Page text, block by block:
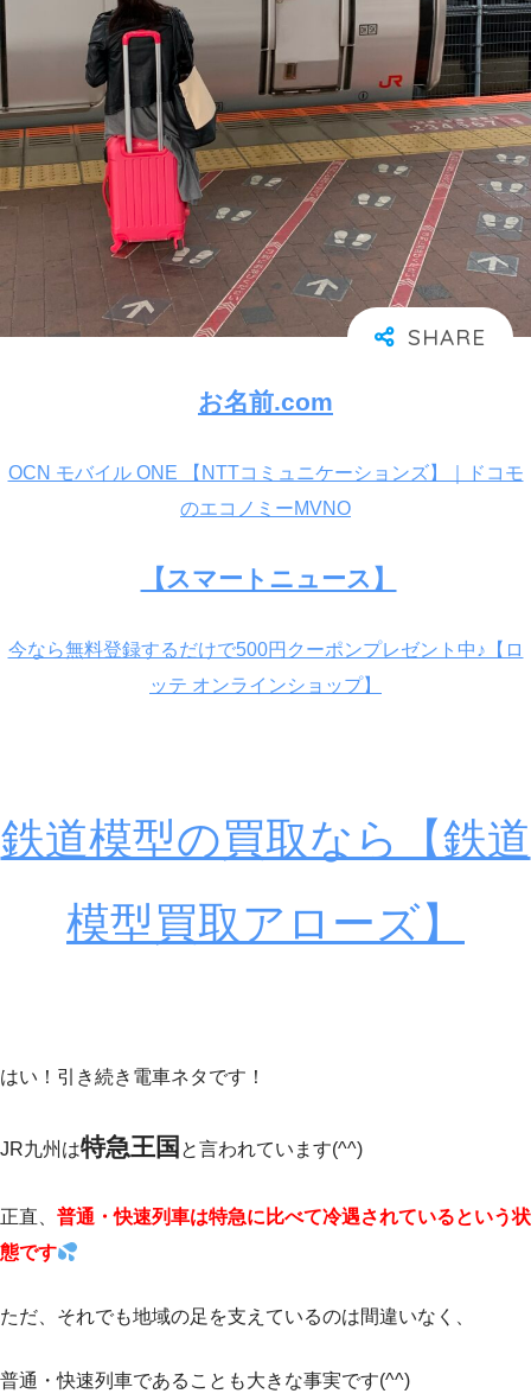
お名前.com
OCN モバイル ONE 【NTTコミュニケーションズ】｜ドコモ
のエコノミーMVNO
【スマートニュース】
今なら無料登録するだけで500円クーポンプレゼント中♪【ロ
ッテ オンラインショップ】
鉄道模型の買取なら【鉄道
模型買取アローズ】
はい！引き続き電車ネタです！
JR九州は特急王国 と言われています(^^)
正直、 普通・快速列車は特急に比べて冷遇されているという状
態です
ただ、それでも地域の足を支えているのは間違いなく、
普通・快速列車であることも大きな事実です(^^)